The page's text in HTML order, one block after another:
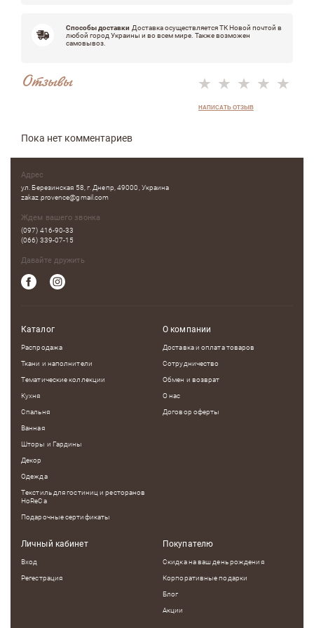
Способы доставки Доставка осуществляется ТК Новой почтой в
любой город Украины и во всем мире. Также возможен
самовывоз.
Отзывы
НАПИСАТЬ ОТЗЫВ
Пока нет комментариев
Адрес
ул. Березинская 58, г. Днепр, 49000, Украина
zakaz.provence@gmail.com
Ждем вашего звонка
(097) 416-90-33
(066) 339-07-15
Давайте дружить
Каталог
Распродажа
Ткани и наполнители
Тематические коллекции
Кухня
Спальня
Ванная
Шторы и Гардины
Декор
Одежда
Текстиль для гостиниц и ресторанов
HoReCa
Подарочные сертификаты
О компании
Доставка и оплата товаров
Сотрудничество
Обмен и возврат
О нас
Договор оферты
Личный кабинет
Вход
Регестрация
Покупателю
Скидка на ваш день рождения
Корпоративные подарки
Блог
Акции